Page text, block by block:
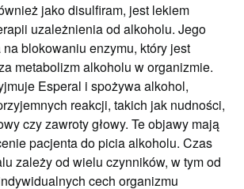
jako disulfiram, jest lekiem
uzależnienia od alkoholu. Jego
blokowaniu enzymu, który jest
metabolizm alkoholu w organizmie.
Esperal i spożywa alkohol,
reakcji, takich jak nudności,
czy zawroty głowy. Te objawy mają
pacjenta do picia alkoholu. Czas
zależy od wielu czynników, w tym od
cech organizmu